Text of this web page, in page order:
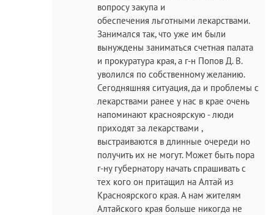
вопросу закупа и
обеспечения льготными лекарствами.
Занимался так, что уже им были
вынуждены заниматься счетная палата
и прокуратура края, а г-н Попов Д. В.
уволился по собственному желанию.
Сегодняшняя ситуация, да и проблемы с
лекарствами ранее у нас в крае очень
напоминают красноярскую - люди
приходят за лекарствами ,
выстраиваются в длинные очереди но
получить их не могут. Может быть пора
г-ну губернатору начать спрашивать с
тех кого он притащил на Алтай из
Красноярского края. А нам жителям
Алтайского края больше никогда не